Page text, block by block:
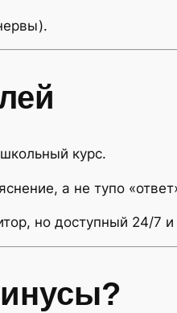
курс.
а не тупо
но доступный 24/7 и